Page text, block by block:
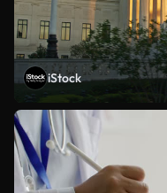
iStock